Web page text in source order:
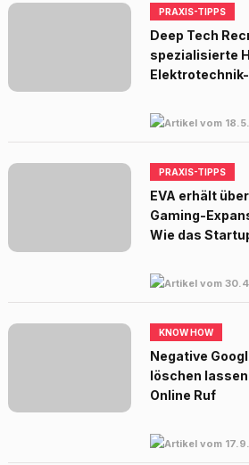
PRAXIS-TIPPS
Deep Tech
spezialisierte
PRAXIS-TIPPS
EVA erhält
Gaming-
Wie das
KNOW HOW
Negative
löschen
Online Ruf